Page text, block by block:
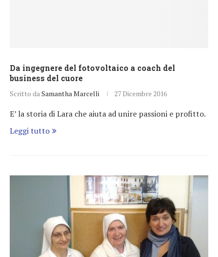
Da ingegnere del fotovoltaico a coach del
business del cuore
Scritto da Samantha Marcelli 27 Dicembre 2016
E’ la storia di Lara che aiuta ad unire passioni e profitto.
Leggi tutto